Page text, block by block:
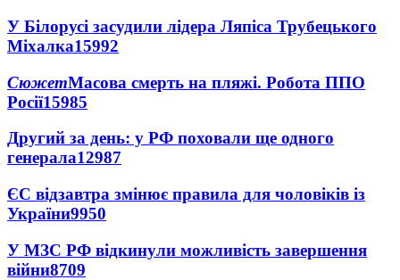
У Білорусі засудили лідера Ляпіса Трубецького
Міхалка15992
СюжетМасова смерть на пляжі. Робота ППО
Росії15985
Другий за день: у РФ поховали ще одного
генерала12987
ЄС відзавтра змінює правила для чоловіків із
України9950
У МЗС РФ відкинули можливість завершення
війни8709